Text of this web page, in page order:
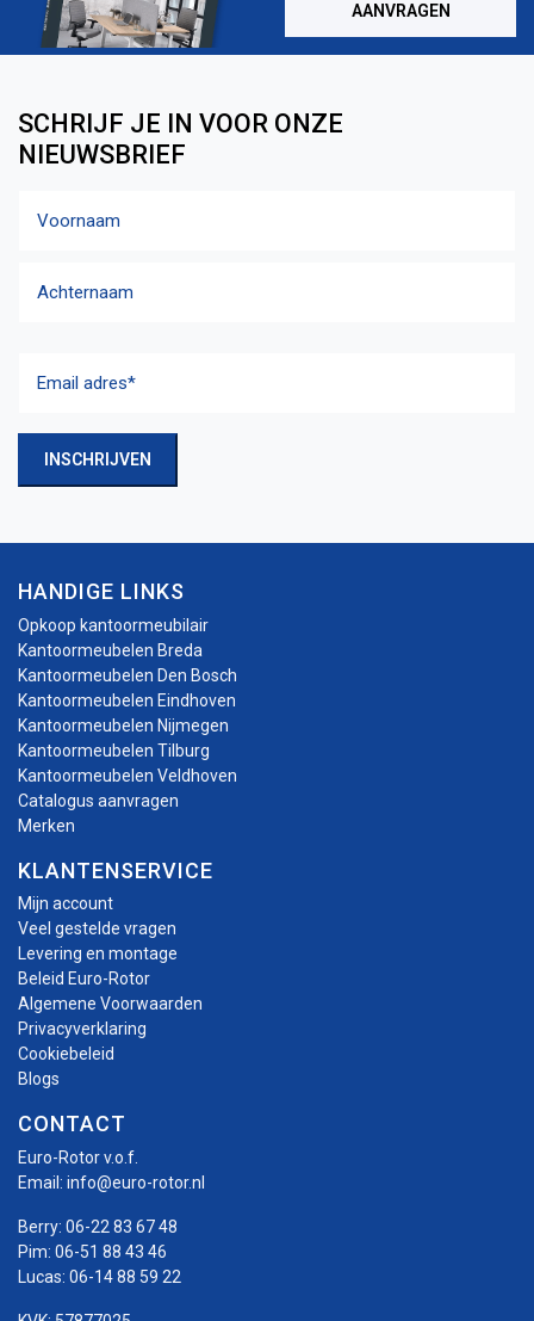
AANVRAGEN
SCHRIJF JE IN VOOR ONZE
NIEUWSBRIEF
adres(Vereist)
INSCHRIJVEN
HANDIGE LINKS
Opkoop kantoormeubilair
Kantoormeubelen Breda
Kantoormeubelen Den Bosch
Kantoormeubelen Eindhoven
Kantoormeubelen Nijmegen
Kantoormeubelen Tilburg
Kantoormeubelen Veldhoven
Catalogus aanvragen
Merken
KLANTENSERVICE
Mijn account
Veel gestelde vragen
Levering en montage
Beleid Euro-Rotor
Algemene Voorwaarden
Privacyverklaring
Cookiebeleid
Blogs
CONTACT
Euro-Rotor v.o.f.
Email: info@euro-rotor.nl
Berry: 06-22 83 67 48
Pim: 06-51 88 43 46
Lucas: 06-14 88 59 22